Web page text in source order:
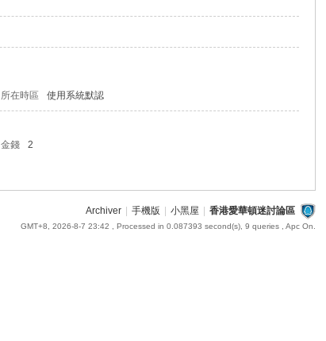
所在時區 使用系統默認
金錢
2
Archiver 手機版 小黑屋 香港愛華頓迷討論區
GMT+8, 2026-8-7 23:42 , Processed in 0.087393 second(s), 9 queries , Apc On.